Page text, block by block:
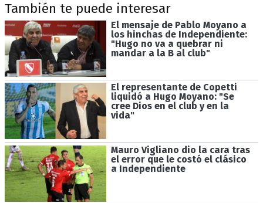
También te puede interesar
El mensaje de Pablo Moyano a
los hinchas de Independiente:
"Hugo no va a quebrar ni
mandar a la B al club"
El representante de Copetti
liquidó a Hugo Moyano: "Se
cree Dios en el club y en la
vida"
Mauro Vigliano dio la cara tras
el error que le costó el clásico
a Independiente